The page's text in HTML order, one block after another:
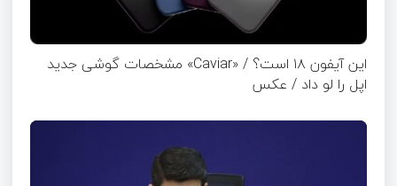
این آیفون ۱۸ است؟ / «Caviar» مشخصات گوشی جدید
اپل را لو داد / عکس